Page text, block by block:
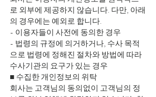
로 외부에 제공하지 않습니다. 다만, 아래
의 경우에는 예외로 합니다.
- 이용자들이 사전에 동의한 경우
- 법령의 규정에 의거하거나, 수사 목적
으로 법령에 정해진 절차와 방법에 따라
수사기관의 요구가 있는 경우
■ 수집한 개인정보의 위탁
회사는 고객님의 동의없이 고객님의 정